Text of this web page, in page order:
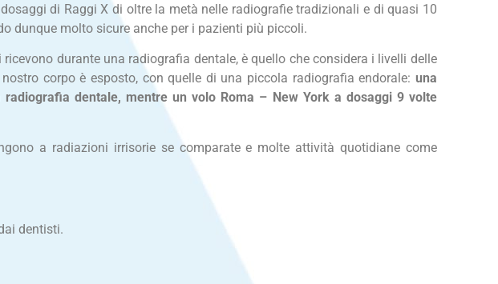
di Raggi X di oltre la metà nelle radiografie tradizionali e di quasi 10
dunque molto sicure anche per i pazienti più piccoli.
durante una radiografia dentale, è quello che considera i livelli delle
corpo è esposto, con quelle di una piccola radiografia endorale: una
dentale, mentre un volo Roma – New York a dosaggi 9 volte
a radiazioni irrisorie se comparate e molte attività quotidiane come
dentisti.